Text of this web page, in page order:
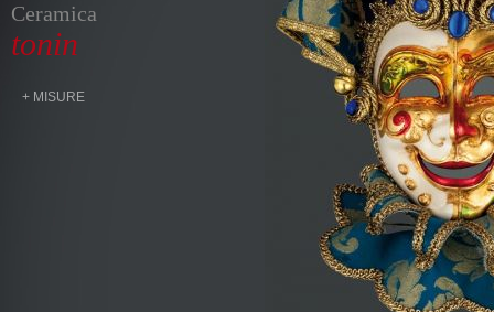
Ceramica
tonin
+ MISURE